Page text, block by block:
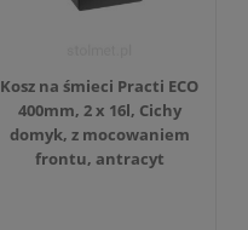
Kosz na śmieci Practi ECO
400mm, 2 x 16l, Cichy
domyk, z mocowaniem
frontu, antracyt